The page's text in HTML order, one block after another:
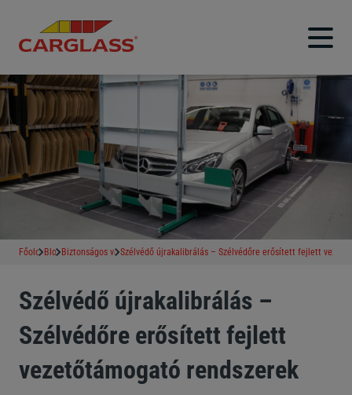
FőoldalBlog Biztonságos vezetésSzélvédő újrakalibrálás – Szélvédőre erősített fejlett
Szélvédő újrakalibrálás –
Szélvédőre erősített fejlett
vezetőtámogató rendszerek